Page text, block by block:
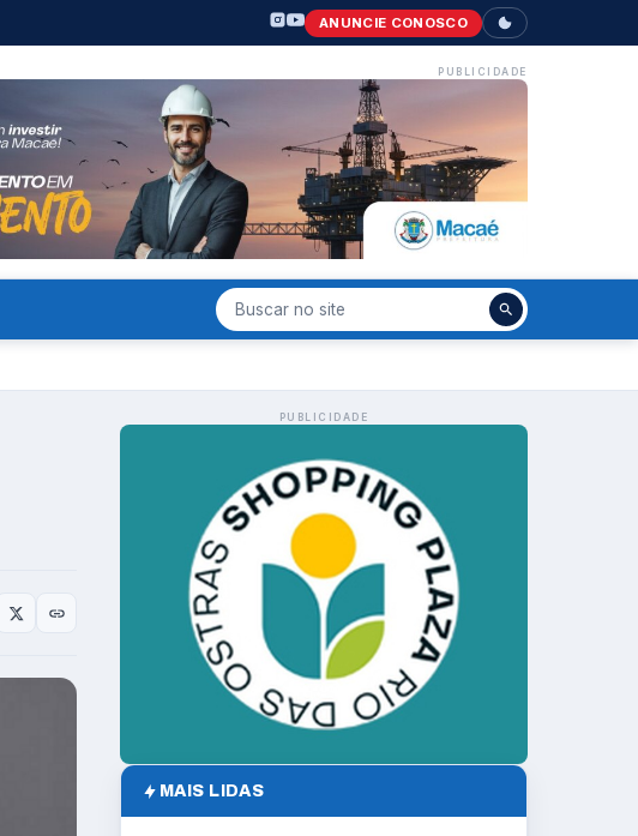
ANUNCIE CONOSCO
PUBLICIDADE
PUBLICIDADE
MAIS LIDAS